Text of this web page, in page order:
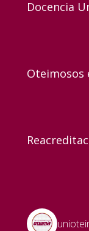
Docencia
Oteimosos